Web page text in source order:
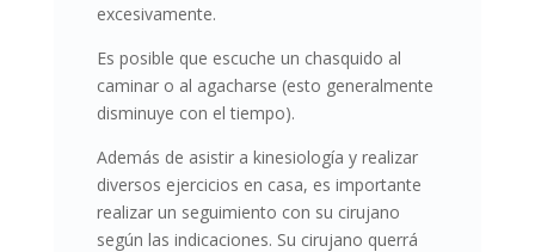
excesivamente.
Es posible que escuche un chasquido al
caminar o al agacharse (esto generalmente
disminuye con el tiempo).
Además de asistir a kinesiología y realizar
diversos ejercicios en casa, es importante
realizar un seguimiento con su cirujano
según las indicaciones. Su cirujano querrá